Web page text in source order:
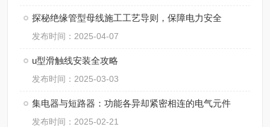
探秘绝缘管型母线施工工艺导则，保障电力安全
发布时间：2025-04-07
u型滑触线安装全攻略
发布时间：2025-03-03
集电器与短路器：功能各异却紧密相连的电气元件
发布时间：2025-02-21